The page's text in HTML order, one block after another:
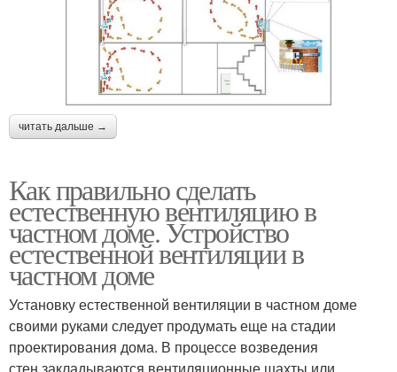
читать дальше →
Как правильно сделать
естественную вентиляцию в
частном доме. Устройство
естественной вентиляции в
частном доме
Установку естественной вентиляции в частном доме
своими руками следует продумать еще на стадии
проектирования дома. В процессе возведения
стен закладываются вентиляционные шахты или